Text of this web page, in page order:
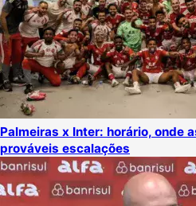
Palmeiras x Inter: horário, onde
prováveis escalações